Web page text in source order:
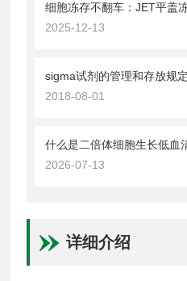
2025-12-13
sigma试剂的管理和存放规定
2018-08-01
什么是二倍体细胞生长低血
2026-07-13
详细介绍